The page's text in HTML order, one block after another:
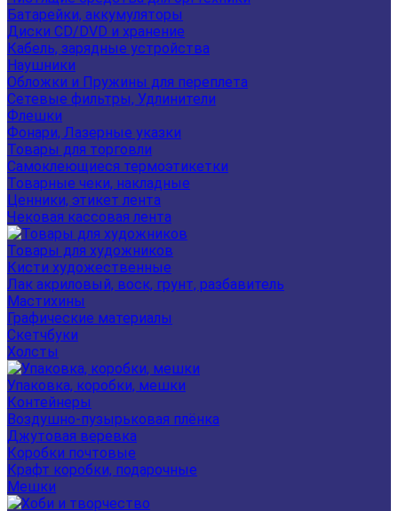
Батарейки, аккумуляторы
Диски CD/DVD и хранение
Кабель, зарядные устройства
Наушники
Обложки и Пружины для переплета
Сетевые фильтры, Удлинители
Флешки
Фонари, Лазерные указки
Товары для торговли
Самоклеющиеся термоэтикетки
Товарные чеки, накладные
Ценники, этикет лента
Чековая кассовая лента
Товары для художников
Кисти художественные
Лак акриловый, воск, грунт, разбавитель
Мастихины
Графические материалы
Скетчбуки
Холсты
Упаковка, коробки, мешки
Контейнеры
Воздушно-пузырьковая плёнка
Джутовая веревка
Коробки почтовые
Крафт коробки, подарочные
Мешки